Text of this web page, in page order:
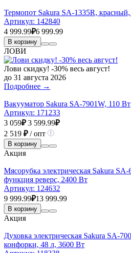
Термопот Sakura SA-1335R,
Артикул: 142840
4 999.99₽6 999.99
В корзину
ЛОВИ
Лови скидку! -30% весь август!
до 31 августа 2026
Подробнее →
Вакууматор Sakura SA-7901W, 110 Вт
Артикул: 171233
3 059₽ 3 599.99₽
2 519 ₽/ опт
В корзину
Акция
Мясорубка электрическая Sakura SA-
функция реверс, 2400 Вт
Артикул: 124632
9 999.99₽13 999.99
В корзину
Акция
Духовка электрическая Sakura SA-
конфорки, 48 л, 3600 Вт